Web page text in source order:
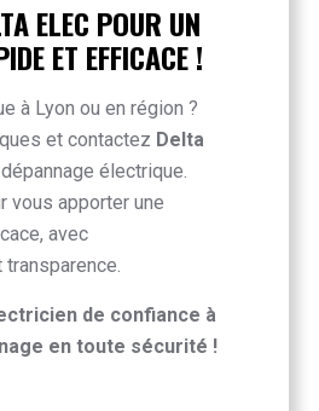
ELEC POUR UN
ET EFFICACE !
à Lyon ou en région ?
et contactez Delta
électrique.
vous apporter une
avec
de confiance à
en toute sécurité !